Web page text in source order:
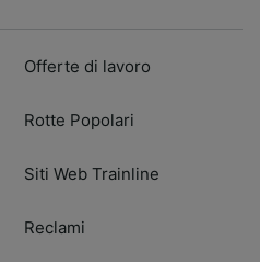
Offerte di lavoro
Rotte Popolari
Siti Web Trainline
Reclami